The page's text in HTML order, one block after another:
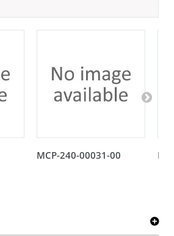
MCP-240-00031-00